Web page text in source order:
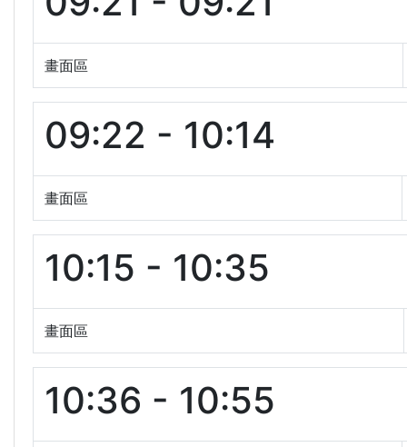
畫面區
09:22 - 10:14
畫面區
10:15 - 10:35
畫面區
10:36 - 10:55